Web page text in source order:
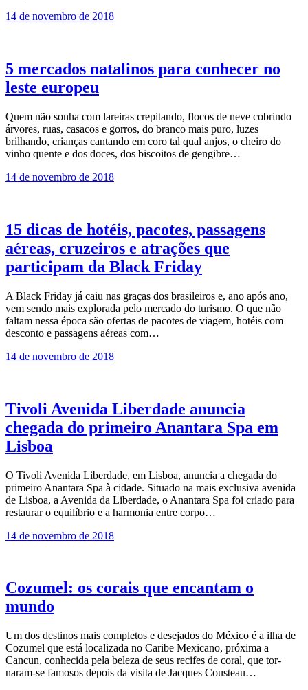
14 de novembro de 2018
5 mercados natalinos para conhecer no
leste europeu
Quem não sonha com lareiras crepitando, flocos de neve cobrindo
árvores, ruas, casacos e gorros, do branco mais puro, luzes
brilhando, crianças cantando em coro tal qual anjos, o cheiro do
vinho quente e dos doces, dos biscoitos de gengibre…
14 de novembro de 2018
15 dicas de hotéis, pacotes, passagens
aéreas, cruzeiros e atrações que
participam da Black Friday
A Black Friday já caiu nas graças dos brasileiros e, ano após ano,
vem sendo mais explorada pelo mercado do turismo. O que não
faltam nessa época são ofertas de pacotes de viagem, hotéis com
desconto e passagens aéreas com…
14 de novembro de 2018
Tivoli Avenida Liberdade anuncia
chegada do primeiro Anantara Spa em
Lisboa
O Tivoli Avenida Liberdade, em Lisboa, anuncia a chegada do
primeiro Anantara Spa à cidade. Situado na mais exclusiva avenida
de Lisboa, a Avenida da Liberdade, o Anantara Spa foi criado para
restaurar o equilíbrio e a harmonia entre corpo…
14 de novembro de 2018
Cozumel: os corais que encantam o
mundo
Um dos destinos mais completos e desejados do México é a ilha de
Cozumel que está localizada no Caribe Mexicano, próxima a
Cancun, co­nhecida pela beleza de seus recifes de coral, que tor­
naram-se famosos depois da visita de Jacques Cous­teau…